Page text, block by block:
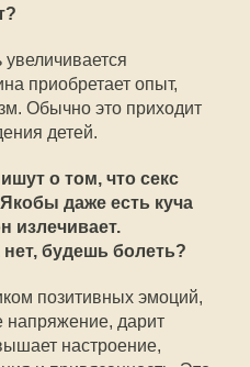
приобретает опыт,
Обычно это приходит
детей.
о том, что секс
даже есть куча
излечивает.
нет, будешь болеть?
позитивных эмоций,
напряжение, дарит
настроение,